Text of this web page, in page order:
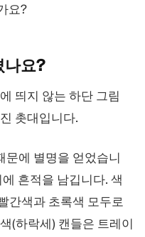
요?
나요?
띄지 않는 하단 그림
촛대입니다.
문에 별명을 얻었습니
흔적을 남깁니다. 색
간색과 초록색 모두로
(하락세) 캔들은 트레이
가능성